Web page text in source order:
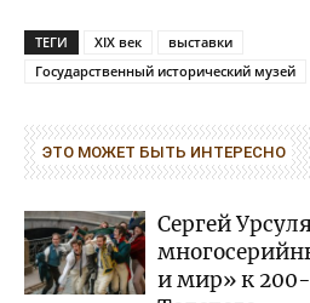
ТЕГИ XIX век
выставки
Государственный исторический музей
ЭТО МОЖЕТ БЫТЬ ИНТЕРЕСНО
Сергей
и мир» к